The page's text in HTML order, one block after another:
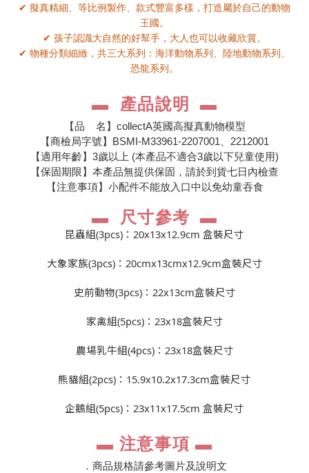
✔ 擬真精細、等比例製作、款式豐富多樣，打造屬於自己的動物
王國。
✔ 孩子認識大自然的好幫手，大人也可以收藏欣賞。
✔ 物種分類細緻，共三大系列：海洋動物系列、陸地動物系列、
恐龍系列。
▬ 產品說明 ▬
【品 名】collectA英國高擬真動物模型
【商檢局字號】BSMI-M33961-2207001、2212001
【適用年齡】3歲以上 (本產品不適合3歲以下兒童使用)
【保固期限】本產品無提供保固，請於到貨七日內檢查
【注意事項】小配件不能放入口中以免幼童吞食
▬ 尺寸參考 ▬
昆蟲組(3pcs)：20x13x12.9cm 盒裝尺寸
大象家族(3pcs)：20cmx13cmx12.9cm盒裝尺寸
史前動物(3pcs)：22x13cm盒裝尺寸
家禽組(5pcs)：23x18盒裝尺寸
農場乳牛組(4pcs)：23x18盒裝尺寸
熊貓組(2pcs)：15.9x10.2x17.3cm盒裝尺寸
企鵝組(5pcs)：23x11x17.5cm 盒裝尺寸
▬ 注意事項 ▬
．商品規格請參考圖片及說明文